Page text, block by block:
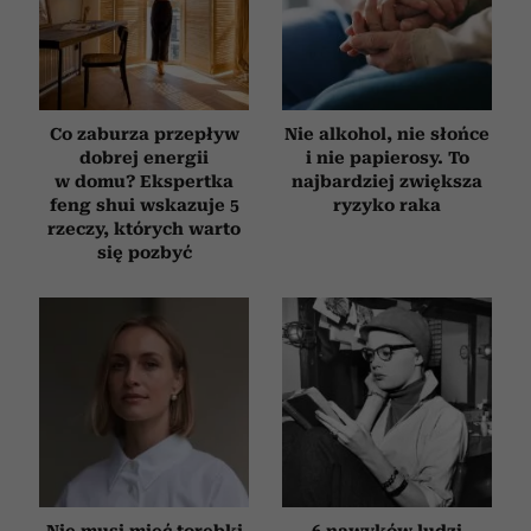
Co zaburza przepływ
dobrej energii
w domu? Ekspertka
feng shui wskazuje 5
rzeczy, których warto
się pozbyć
Nie alkohol, nie słońce
i nie papierosy. To
najbardziej zwiększa
ryzyko raka